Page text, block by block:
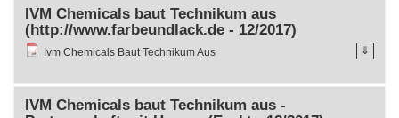
IVM Chemicals baut Technikum aus
(http://www.farbeundlack.de - 12/2017)
Ivm Chemicals Baut Technikum Aus ⇓
IVM Chemicals baut Technikum aus -